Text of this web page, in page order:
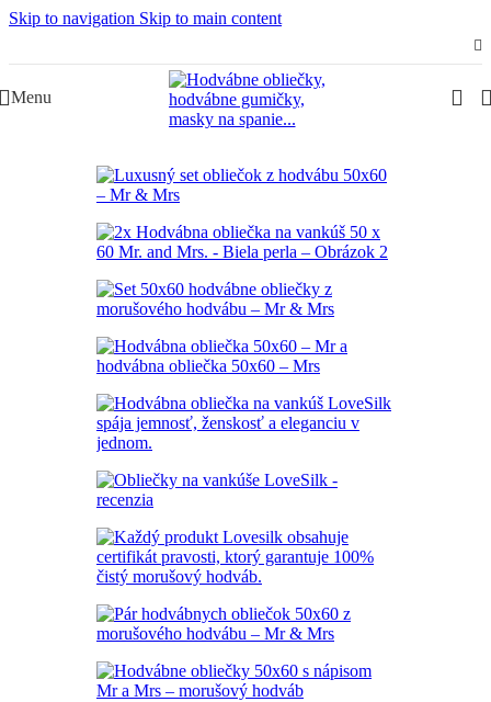
Skip to navigation Skip to main content
Menu